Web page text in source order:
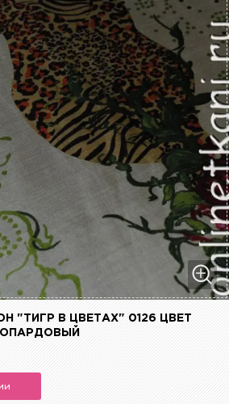
"ТИГР В ЦВЕТАХ" 0126 ЦВЕТ